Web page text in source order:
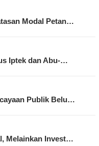
Modal Petan…
Iptek dan Abu-…
Publik Belu…
Melainkan Invest…